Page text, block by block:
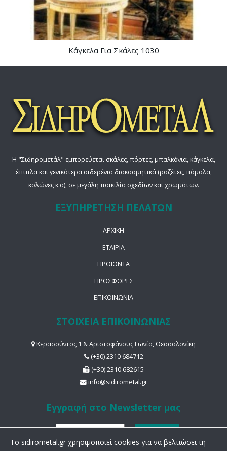
Κάγκελα Για Σκάλες 1030
Η "Σιδηρομετάλ" εμπορεύεται σκάλες, πόρτες, μπαλκόνια, κάγκελα,
έπιπλα και γενικότερα σιδερένια διακοσμητικά (ροζέτες, πόμολα,
κολώνες κ.α), σε μεγάλη ποικιλία σχεδίων και χρωμάτων.
ΕΞΥΠΗΡΕΤΗΣΗ ΠΕΛΑΤΩΝ
ΑΡΧΙΚΗ
ΕΤΑΙΡΙΑ
ΠΡΟΪΟΝΤΑ
ΠΡΟΣΦΟΡΕΣ
ΕΠΙΚΟΙΝΩΝΙΑ
ΣΤΟΙΧΕΙΑ ΕΠΙΚΟΙΝΩΝΙΑΣ
Κερασούντος 1 & Αριστοφάνους Γωνία, Θεσσαλονίκη
(+30) 2310 684712
(+30) 2310 682615
info@sidirometal.gr
Εγγραφή στο Newsletter μας
To sidirometal.gr χρησιμοποιεί cookies για να βελτιώσει τη